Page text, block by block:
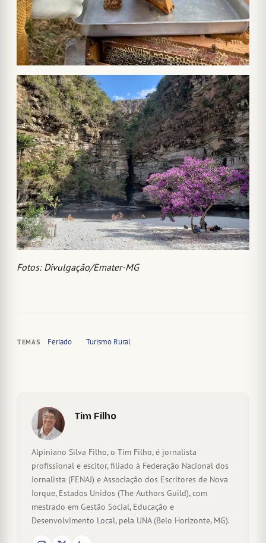
Fotos: Divulgação/Emater-MG
TEMAS Feriado Turismo Rural
Tim Filho
Alpiniano Silva Filho, o Tim Filho, é jornalista
profissional e escitor, filiado à Federação Nacional dos
Jornalista (FENAJ) e Associação dos Escritores de Nova
Iorque, Estados Unidos (The Authors Guild), com
mestrado em Gestão Social, Educação e
Desenvolvimento Local, pela UNA (Belo Horizonte, MG).